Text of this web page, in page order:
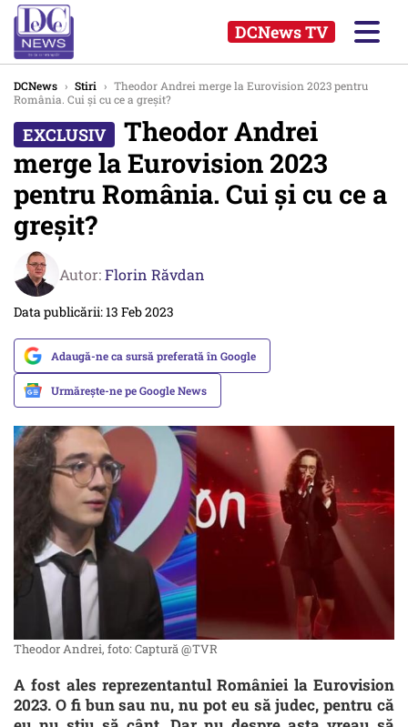
DCNews TV
DCNews › Stiri › Theodor Andrei merge la Eurovision 2023 pentru
România. Cui şi cu ce a greşit?
Theodor Andrei
merge la Eurovision 2023
pentru România. Cui şi cu ce a
greşit?
Autor:Florin Răvdan
Data publicării: 13 Feb 2023
Adaugă-ne ca sursă preferată în Google
Urmărește-ne pe Google News
Theodor Andrei, foto: Captură @TVR
A fost ales reprezentantul României la Eurovision
2023. O fi bun sau nu, nu pot eu să judec, pentru că